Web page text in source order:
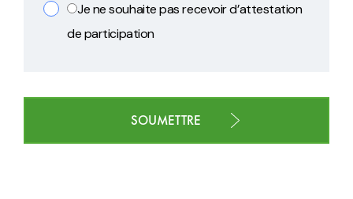
Je ne souhaite pas recevoir d’attestation
de participation